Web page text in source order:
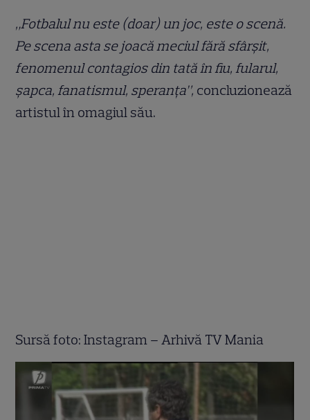
„Fotbalul nu este (doar) un joc, este o scenă.
Pe scena asta se joacă meciul fără sfârșit,
fenomenul contagios din tată în fiu, fularul,
șapca, fanatismul, speranța”, concluzionează
artistul în omagiul său.
Sursă foto: Instagram – Arhivă TV Mania